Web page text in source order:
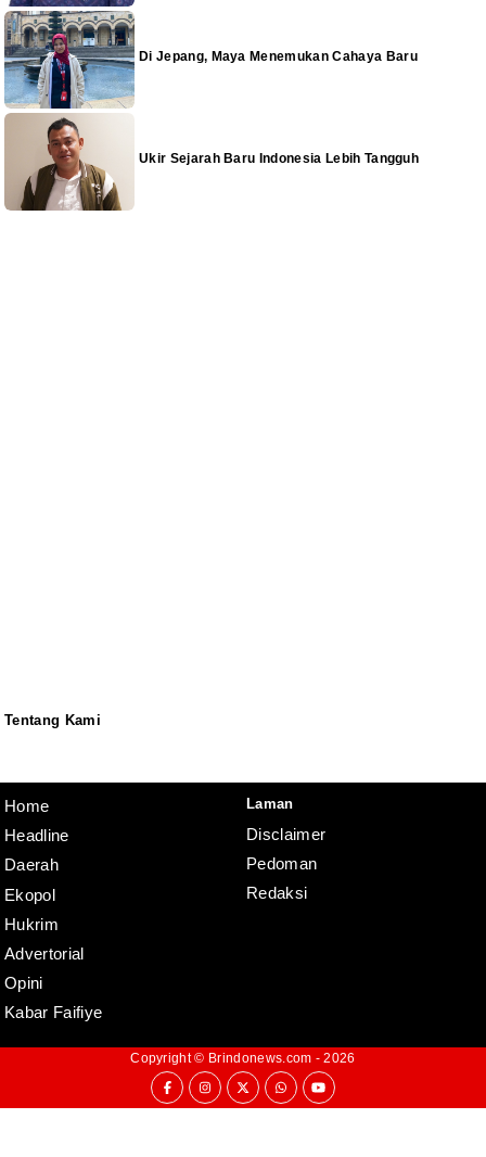
Di Jepang, Maya Menemukan Cahaya Baru
Ukir Sejarah Baru Indonesia Lebih Tangguh
Tentang Kami
Home
Headline
Daerah
Ekopol
Hukrim
Advertorial
Opini
Kabar Faifiye
Laman
Disclaimer
Pedoman
Redaksi
Copyright © Brindonews.com - 2026